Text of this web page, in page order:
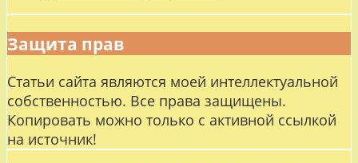
Защита прав
Статьи сайта являются моей интеллектуальной
собственностью. Все права защищены.
Копировать можно только с активной ссылкой
на источник!